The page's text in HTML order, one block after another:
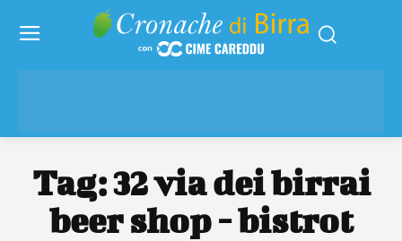
Tag:32 via dei birrai
beer shop - bistrot